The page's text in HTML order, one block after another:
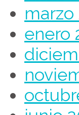
marzo
enero